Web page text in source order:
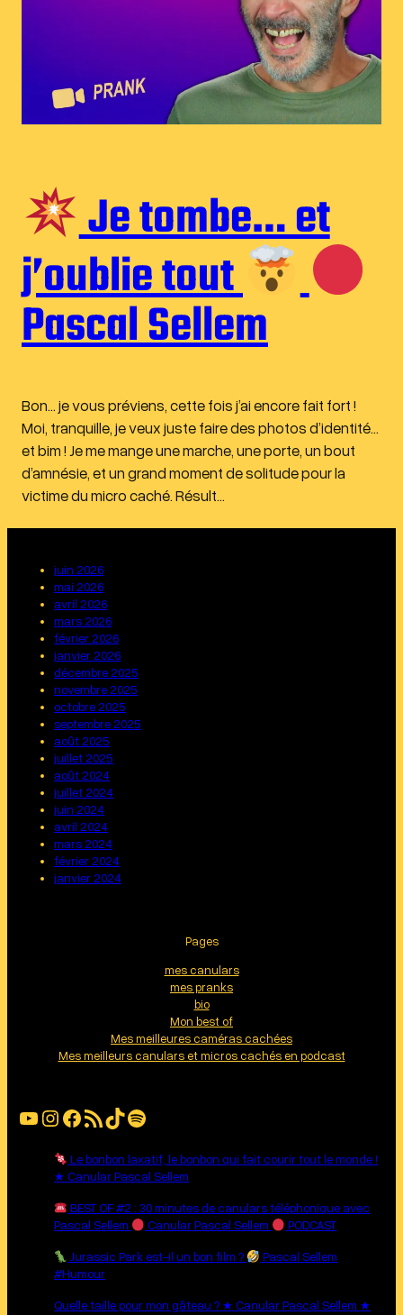
Je tombe… et
j’oublie tout
Pascal Sellem
Bon… je vous préviens, cette fois j’ai encore fait fort !
Moi, tranquille, je veux juste faire des photos d’identité…
et bim ! Je me mange une marche, une porte, un bout
d’amnésie, et un grand moment de solitude pour la
victime du micro caché. Résult…
juin 2026
mai 2026
avril 2026
mars 2026
février 2026
janvier 2026
décembre 2025
novembre 2025
octobre 2025
septembre 2025
août 2025
juillet 2025
août 2024
juillet 2024
juin 2024
avril 2024
mars 2024
février 2024
janvier 2024
Pages
mes canulars
mes pranks
bio
Mon best of
Mes meilleures caméras cachées
Mes meilleurs canulars et micros cachés en podcast
YouTube Instagram Facebook Flux RSS TikTok Spotify
Le bonbon laxatif, le bonbon qui fait courir tout le monde !
★ Canular Pascal Sellem
BEST OF #2 : 30 minutes de canulars téléphonique avec
Pascal Sellem
Canular Pascal Sellem PODCAST
Jurassic Park est-il un bon film ?
Pascal Sellem
#Humour
Quelle taille pour mon gâteau ? ★ Canular Pascal Sellem ★